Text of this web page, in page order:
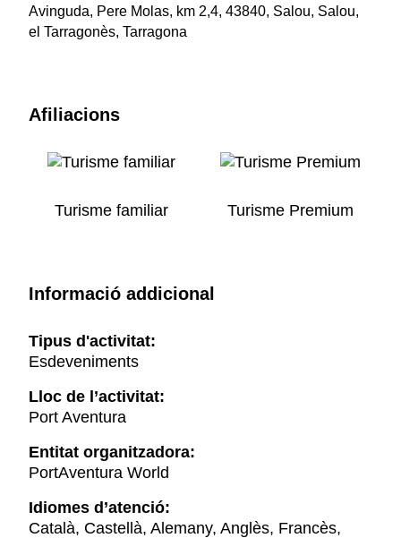
Avinguda, Pere Molas, km 2,4, 43840, Salou, Salou,
el Tarragonès, Tarragona
Afiliacions
Turisme familiar Turisme Premium
Informació addicional
Tipus d'activitat:
Esdeveniments
Lloc de l’activitat:
Port Aventura
Entitat organitzadora:
PortAventura World
Idiomes d’atenció:
Català, Castellà, Alemany, Anglès, Francès,